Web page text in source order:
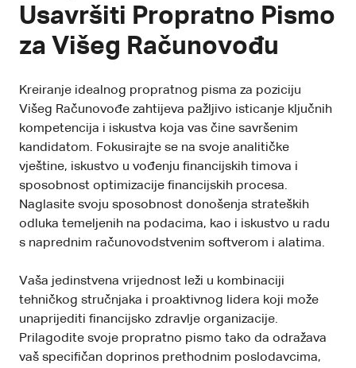
Usavršiti Propratno Pismo
za Višeg Računovođu
Kreiranje idealnog propratnog pisma za poziciju
Višeg Računovođe zahtijeva pažljivo isticanje ključnih
kompetencija i iskustva koja vas čine savršenim
kandidatom. Fokusirajte se na svoje analitičke
vještine, iskustvo u vođenju financijskih timova i
sposobnost optimizacije financijskih procesa.
Naglasite svoju sposobnost donošenja strateških
odluka temeljenih na podacima, kao i iskustvo u radu
s naprednim računovodstvenim softverom i alatima.
Vaša jedinstvena vrijednost leži u kombinaciji
tehničkog stručnjaka i proaktivnog lidera koji može
unaprijediti financijsko zdravlje organizacije.
Prilagodite svoje propratno pismo tako da odražava
vaš specifičan doprinos prethodnim poslodavcima,